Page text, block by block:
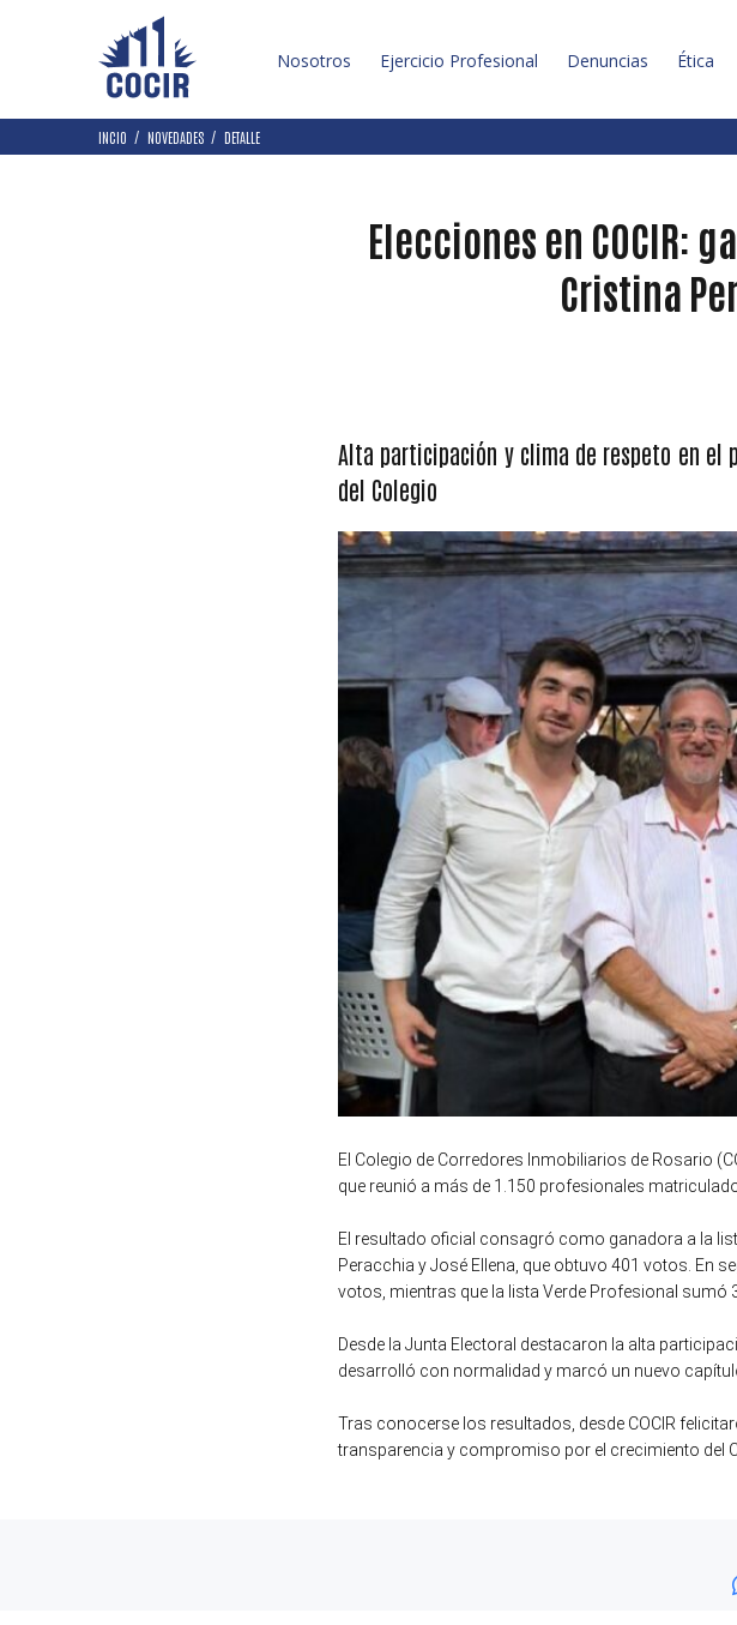
Nosotros Ejercicio Profesional Denuncias Ética
INCIO NOVEDADES DETALLE
Elecciones en COCIR:
Cristina
Alta participación y clima de respeto en el
del Colegio
El Colegio de Corredores Inmobiliarios de Rosario
que reunió a más de 1.150 profesionales
El resultado oficial consagró como ganadora a la
Peracchia y José Ellena, que obtuvo 401 votos. En
votos, mientras que la lista Verde Profesional sumó
Desde la Junta Electoral destacaron la alta
desarrolló con normalidad y marcó un nuevo
Tras conocerse los resultados, desde COCIR
transparencia y compromiso por el crecimiento del